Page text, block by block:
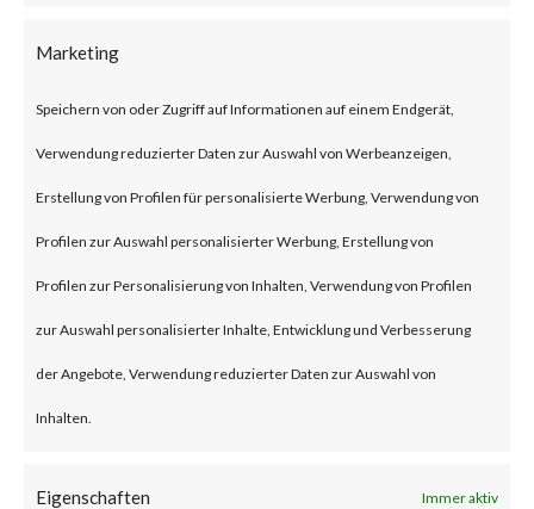
Marketing
Speichern von oder Zugriff auf Informationen auf einem Endgerät,
Verwendung reduzierter Daten zur Auswahl von Werbeanzeigen,
Erstellung von Profilen für personalisierte Werbung, Verwendung von
Profilen zur Auswahl personalisierter Werbung, Erstellung von
Profilen zur Personalisierung von Inhalten, Verwendung von Profilen
zur Auswahl personalisierter Inhalte, Entwicklung und Verbesserung
der Angebote, Verwendung reduzierter Daten zur Auswahl von
Inhalten.
Eigenschaften Immer aktiv
the same filename. Opening
(some refer to this as “viewing”)
the file launches a malicious
script in the folder.
Why is this Significant?
This is significant because
WinRAR is widely used and CVE-
exploited as a 0-day in April